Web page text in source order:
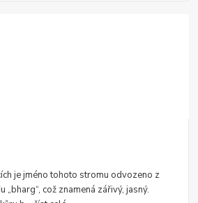
je jméno tohoto stromu odvozeno z
což znamená zářivý, jasný.